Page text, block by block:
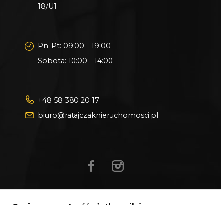
18/U1
Pn-Pt: 09:00 - 19:00
Sobota: 10:00 - 14:00
+48 58 380 20 17
biuro@ratajczaknieruchomosci.pl